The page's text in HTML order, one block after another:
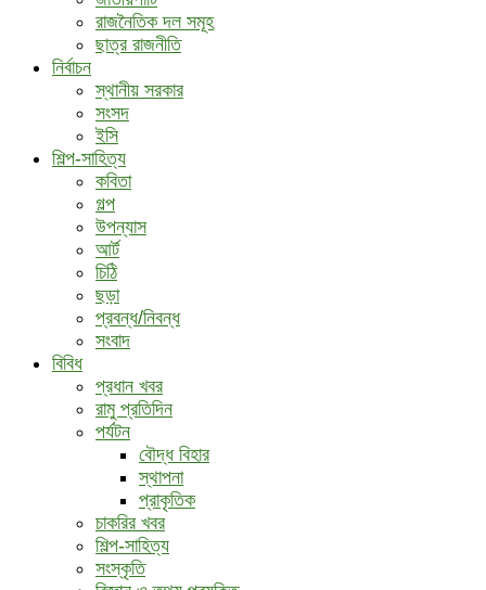
রাজনৈতিক দল সমূহ
ছাত্র রাজনীতি
নির্বাচন
স্থানীয় সরকার
সংসদ
ইসি
শিল্প-সাহিত্য
কবিতা
গল্প
উপন্যাস
আর্ট
চিঠি
ছড়া
প্রবন্ধ/নিবন্ধ
সংবাদ
বিবিধ
প্রধান খবর
রামু প্রতিদিন
পর্যটন
বৌদ্ধ ‍বিহার
স্থাপনা
প্রাকৃতিক
চাকরির খবর
শিল্প-সাহিত্য
সংস্কৃতি